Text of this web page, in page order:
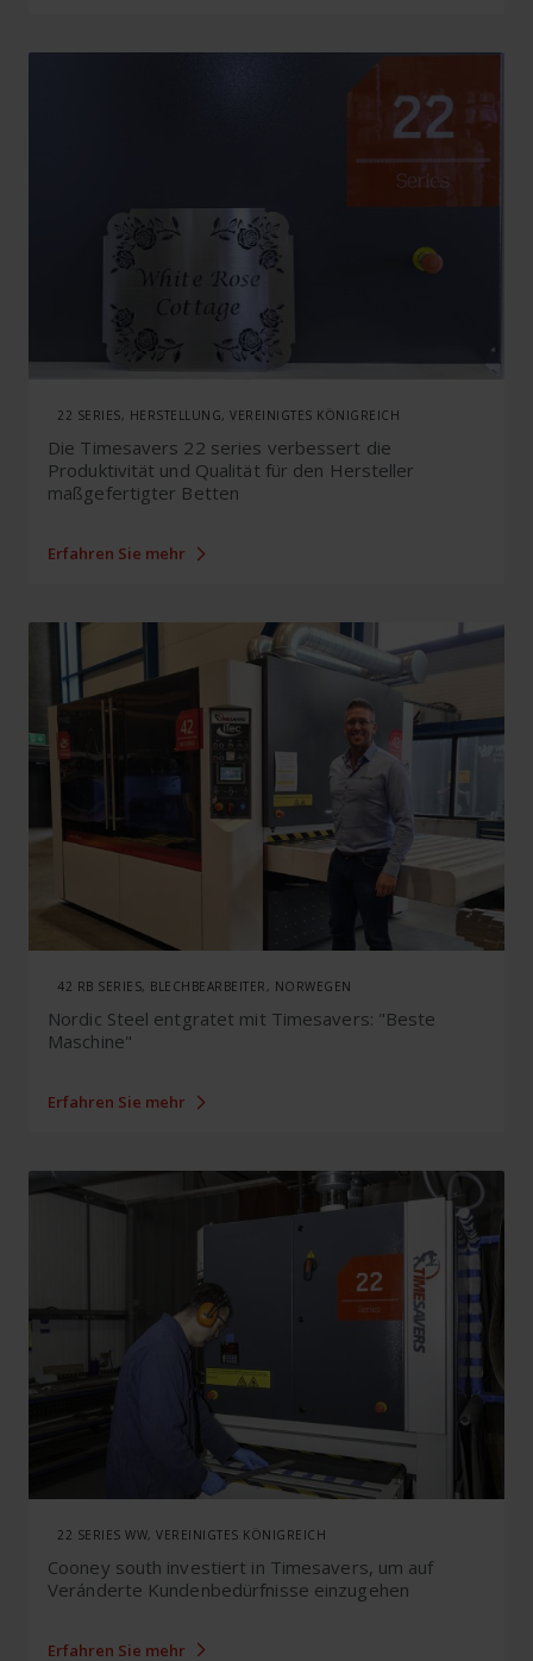
22 SERIES, HERSTELLUNG, VEREINIGTES KÖNIGREICH
Die Timesavers 22 series verbessert die
Produktivität und Qualität für den Hersteller
maßgefertigter Betten
Erfahren Sie mehr
42 RB SERIES, BLECHBEARBEITER, NORWEGEN
Nordic Steel entgratet mit Timesavers: "Beste
Maschine"
Erfahren Sie mehr
22 SERIES WW, VEREINIGTES KÖNIGREICH
Cooney south investiert in Timesavers, um auf
Veránderte Kundenbedürfnisse einzugehen
Erfahren Sie mehr